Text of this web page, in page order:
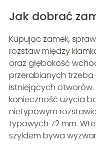
Jak dobrać
Kupując zamek,
rozstaw między
oraz głębokość
przerabianych
istniejących
konieczność użycia
nietypowym
typowych 72 mm.
szyldem bywa